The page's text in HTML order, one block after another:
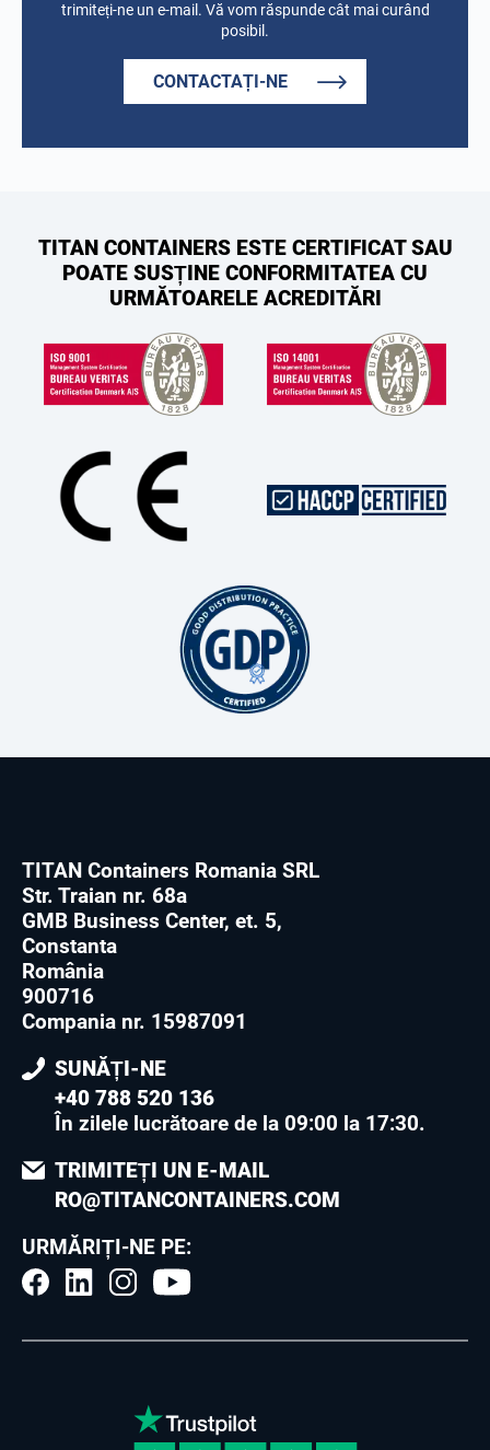
trimiteți-ne un e-mail. Vă vom răspunde cât mai curând
posibil.
CONTACTAȚI-NE
TITAN CONTAINERS ESTE CERTIFICAT SAU
POATE SUSȚINE CONFORMITATEA CU
URMĂTOARELE ACREDITĂRI
TITAN Containers Romania SRL
Str. Traian nr. 68a
GMB Business Center, et. 5,
Constanta
România
900716
Compania nr. 15987091
SUNĂȚI-NE
+40 788 520 136
În zilele lucrătoare de la 09:00 la 17:30.
TRIMITEȚI UN E-MAIL
RO@TITANCONTAINERS.COM
URMĂRIȚI-NE PE: